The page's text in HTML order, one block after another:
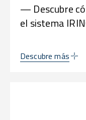
— Descubre
el sistema
Descubre más